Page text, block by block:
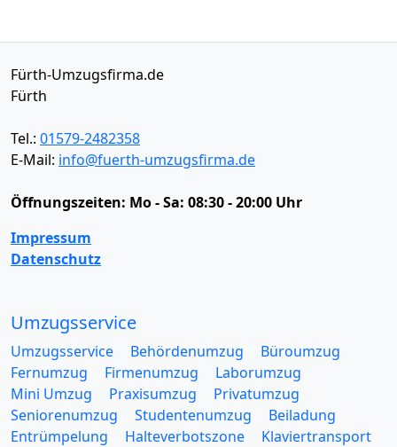
Fürth-Umzugsfirma.de
Fürth
Tel.: 01579-2482358
E-Mail: info@fuerth-umzugsfirma.de
Öffnungszeiten: Mo - Sa: 08:30 - 20:00 Uhr
Impressum
Datenschutz
Umzugsservice
Umzugsservice Behördenumzug
Büroumzug
Fernumzug
Firmenumzug
Laborumzug
Mini Umzug
Praxisumzug
Privatumzug
Seniorenumzug
Studentenumzug
Beiladung
Entrümpelung
Halteverbotszone
Klaviertransport